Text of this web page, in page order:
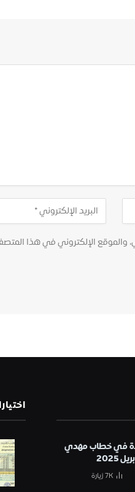
والموقع الإلكتروني في هذا
في خطاب مهدي
7Kزيارة